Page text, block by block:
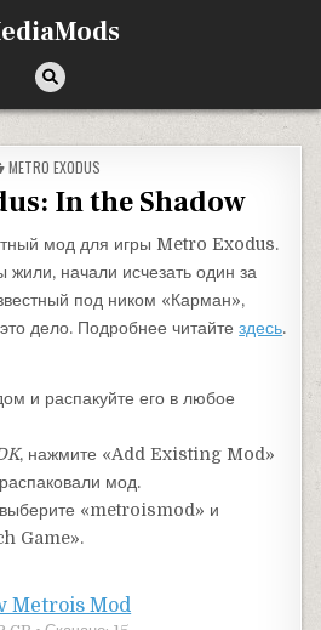
ОПУБЛИКОВАНО В
METRO EXODUS
In the Shadow
мод для игры Metro Exodus.
жили, начали исчезать один за
под ником «Карман»,
дело. Подробнее читайтездесь.
и распакуйте его в любое
, нажмите «Add Existing Mod»
мод.
«metroismod» и
Game».
Metrois Mod